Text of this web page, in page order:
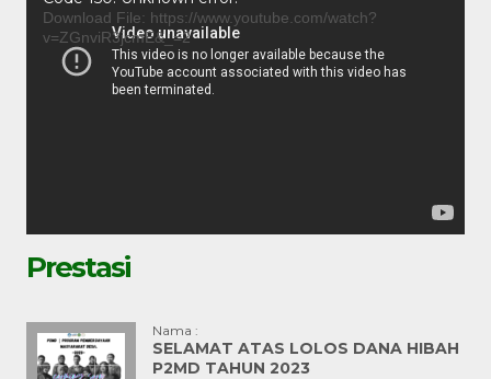
Player
Download File: https://www.youtube.com/watch?
v=ZGnviR3jcmE&_=2
Prestasi
Nama :
SELAMAT ATAS LOLOS DANA HIBAH
P2MD TAHUN 2023